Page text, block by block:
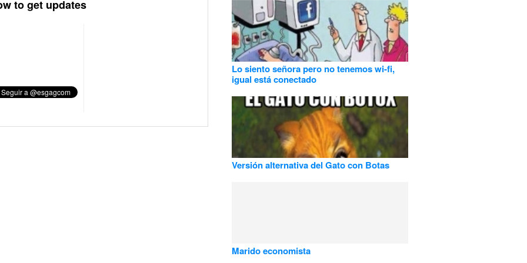
to get updates
Lo siento señora pero no tenemos wi-fi,
igual está conectado
Versión alternativa del Gato con Botas
Marido economista